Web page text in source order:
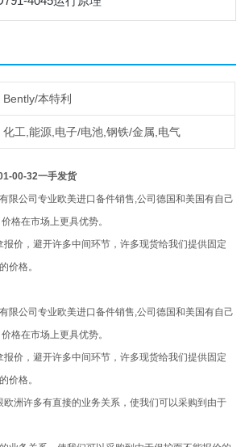
Bently/本特利
化工,能源,电子/电池,钢铁/金属,电气
00-32一手发货
限公司专业欧美进口备件销售,公司德国和美国有自己
格在市场上更具优势。
价，避开许多中间环节，许多现货给我们提供固定
价格。
限公司专业欧美进口备件销售,公司德国和美国有自己
格在市场上更具优势。
价，避开许多中间环节，许多现货给我们提供固定
价格。
欧洲许多有直接的业务关系，使我们可以采购到由于